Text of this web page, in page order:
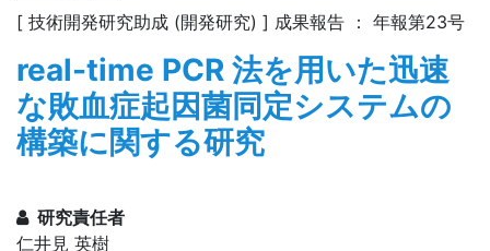
[ 技術開発研究助成 (開発研究) ] 成果報告 ： 年報第23号
real-time PCR 法を用いた迅速
な敗血症起因菌同定システムの
構築に関する研究
研究責任者
仁井見 英樹